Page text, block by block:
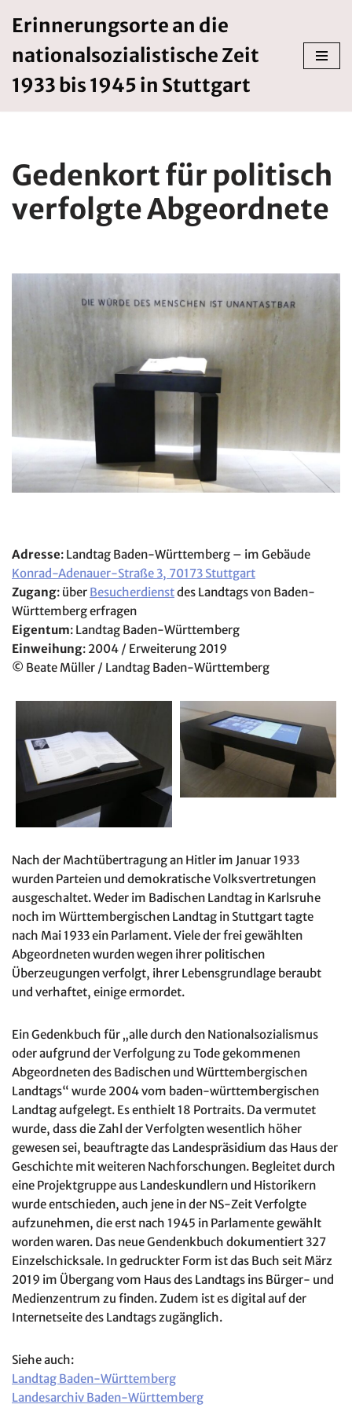
Inhalt
springen
Erinnerungsorte an die
nationalsozialistische Zeit
1933 bis 1945 in Stuttgart
Gedenkort für politisch
verfolgte Abgeordnete
Adresse: Landtag Baden-Württemberg – im Gebäude
Konrad-Adenauer-Straße 3, 70173 Stuttgart
Zugang: über Besucherdienstdes Landtags von Baden-
Württemberg erfragen
Eigentum: Landtag Baden-Württemberg
Einweihung: 2004 / Erweiterung 2019
© Beate Müller / Landtag Baden-Württemberg
Nach der Machtübertragung an Hitler im Januar 1933
wurden Parteien und demokratische Volksvertretungen
ausgeschaltet. Weder im Badischen Landtag in Karlsruhe
noch im Württembergischen Landtag in Stuttgart tagte
nach Mai 1933 ein Parlament. Viele der frei gewählten
Abgeordneten wurden wegen ihrer politischen
Überzeugungen verfolgt, ihrer Lebensgrundlage beraubt
und verhaftet, einige ermordet.
Ein Gedenkbuch für „alle durch den Nationalsozialismus
oder aufgrund der Verfolgung zu Tode gekommenen
Abgeordneten des Badischen und Württembergischen
Landtags“ wurde 2004 vom baden-württembergischen
Landtag aufgelegt. Es enthielt 18 Portraits. Da vermutet
wurde, dass die Zahl der Verfolgten wesentlich höher
gewesen sei, beauftragte das Landespräsidium das Haus der
Geschichte mit weiteren Nachforschungen. Begleitet durch
eine Projektgruppe aus Landeskundlern und Historikern
wurde entschieden, auch jene in der NS-Zeit Verfolgte
aufzunehmen, die erst nach 1945 in Parlamente gewählt
worden waren. Das neue Gendenkbuch dokumentiert 327
Einzelschicksale. In gedruckter Form ist das Buch seit März
2019 im Übergang vom Haus des Landtags ins Bürger- und
Medienzentrum zu finden. Zudem ist es digital auf der
Internetseite des Landtags zugänglich.
Siehe auch:
Landtag Baden-Württemberg
Landesarchiv Baden-Württemberg